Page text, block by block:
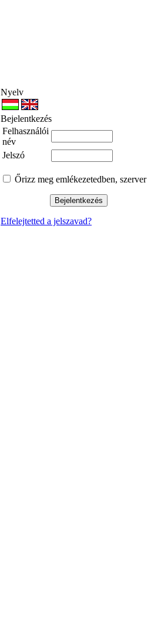
Nyelv
Bejelentkezés
Felhasználói
név
Jelszó
Őrizz meg emlékezetedben, szerver
Bejelentkezés
Elfelejtetted a jelszavad?